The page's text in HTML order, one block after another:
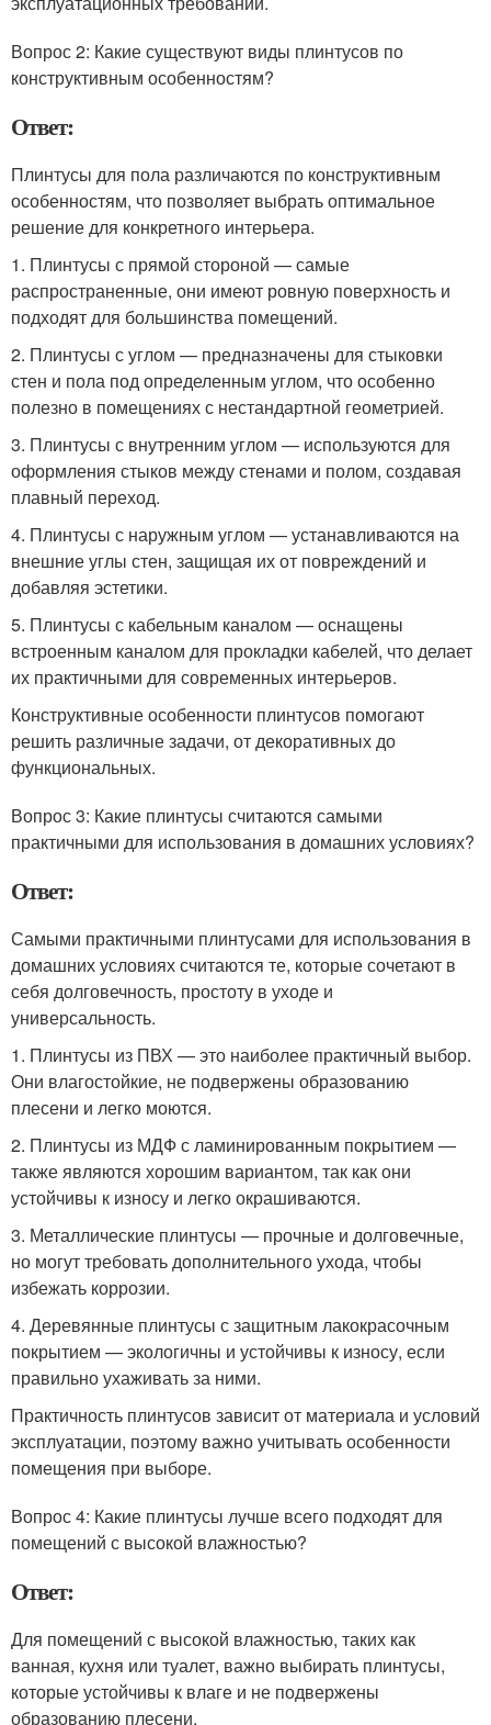
Вопрос 2: Какие существуют виды плинтусов по
конструктивным особенностям?
Ответ:
Плинтусы для пола различаются по конструктивным
особенностям, что позволяет выбрать оптимальное
решение для конкретного интерьера.
1. Плинтусы с прямой стороной — самые
распространенные, они имеют ровную поверхность и
подходят для большинства помещений.
2. Плинтусы с углом — предназначены для стыковки
стен и пола под определенным углом, что особенно
полезно в помещениях с нестандартной геометрией.
3. Плинтусы с внутренним углом — используются для
оформления стыков между стенами и полом, создавая
плавный переход.
4. Плинтусы с наружным углом — устанавливаются на
внешние углы стен, защищая их от повреждений и
добавляя эстетики.
5. Плинтусы с кабельным каналом — оснащены
встроенным каналом для прокладки кабелей, что делает
их практичными для современных интерьеров.
Конструктивные особенности плинтусов помогают
решить различные задачи, от декоративных до
функциональных.
Вопрос 3: Какие плинтусы считаются самыми
практичными для использования в домашних условиях?
Ответ:
Самыми практичными плинтусами для использования в
домашних условиях считаются те, которые сочетают в
себя долговечность, простоту в уходе и
универсальность.
1. Плинтусы из ПВХ — это наиболее практичный выбор.
Они влагостойкие, не подвержены образованию
плесени и легко моются.
2. Плинтусы из МДФ с ламинированным покрытием —
также являются хорошим вариантом, так как они
устойчивы к износу и легко окрашиваются.
3. Металлические плинтусы — прочные и долговечные,
но могут требовать дополнительного ухода, чтобы
избежать коррозии.
4. Деревянные плинтусы с защитным лакокрасочным
покрытием — экологичны и устойчивы к износу, если
правильно ухаживать за ними.
Практичность плинтусов зависит от материала и условий
эксплуатации, поэтому важно учитывать особенности
помещения при выборе.
Вопрос 4: Какие плинтусы лучше всего подходят для
помещений с высокой влажностью?
Ответ:
Для помещений с высокой влажностью, таких как
ванная, кухня или туалет, важно выбирать плинтусы,
которые устойчивы к влаге и не подвержены
образованию плесени.